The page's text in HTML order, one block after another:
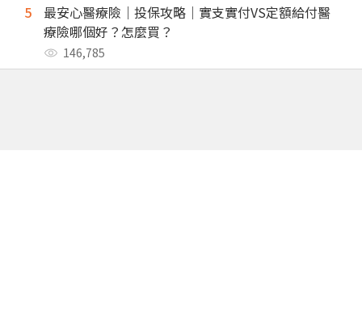
5
最安心醫療險｜投保攻略｜實支實付VS定額給付醫
療險哪個好？怎麼買？
146,785